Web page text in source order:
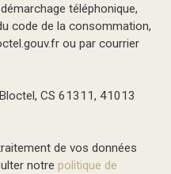
téléphonique,
code de la consommation,
ou par courrier
CS 61311, 41013
de vos données
notre politique de